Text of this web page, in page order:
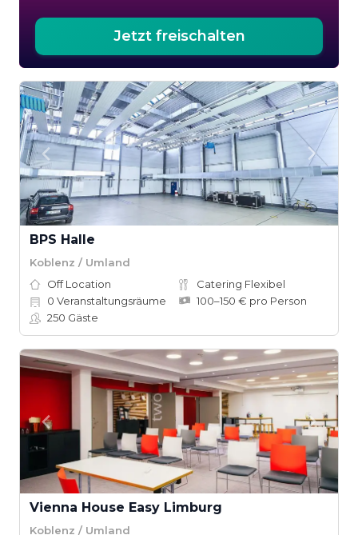
Jetzt freischalten
BPS Halle
Koblenz / Umland
Off Location
Catering Flexibel
0 Veranstaltungsräume
100–150 € pro Person
250 Gäste
Vienna House Easy Limburg
Koblenz / Umland